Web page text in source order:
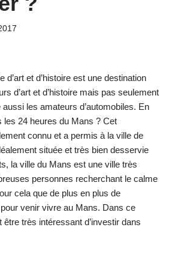
d’art et d’histoire est une destination
d’art et d’histoire mais pas seulement
les amateurs d’automobiles. En
les 24 heures du Mans ? Cet
connu et a permis à la ville de
située et très bien desservie
la ville du Mans est une ville très
personnes recherchant le calme
cela que de plus en plus de
venir vivre au Mans. Dans ce
très intéressant d’investir dans